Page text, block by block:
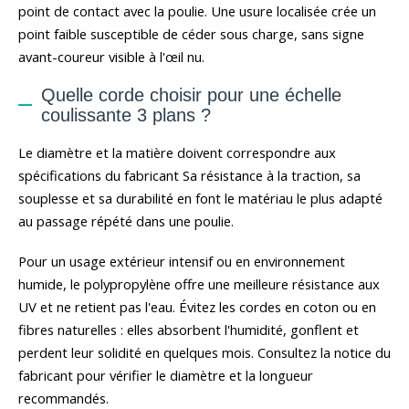
point de contact avec la poulie. Une usure localisée crée un
point faible susceptible de céder sous charge, sans signe
avant-coureur visible à l'œil nu.
Quelle corde choisir pour une échelle
coulissante 3 plans ?
Le diamètre et la matière doivent correspondre aux
spécifications du fabricant Sa résistance à la traction, sa
souplesse et sa durabilité en font le matériau le plus adapté
au passage répété dans une poulie.
Pour un usage extérieur intensif ou en environnement
humide, le polypropylène offre une meilleure résistance aux
UV et ne retient pas l'eau. Évitez les cordes en coton ou en
fibres naturelles : elles absorbent l'humidité, gonflent et
perdent leur solidité en quelques mois. Consultez la notice du
fabricant pour vérifier le diamètre et la longueur
recommandés.